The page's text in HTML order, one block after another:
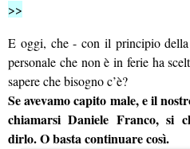
>>
E oggi, che - con il principio
personale che non è in ferie ha
sapere che bisogno c’è?
Se avevamo capito male, e il
chiamarsi Daniele Franco, si
dirlo. O basta continuare così.